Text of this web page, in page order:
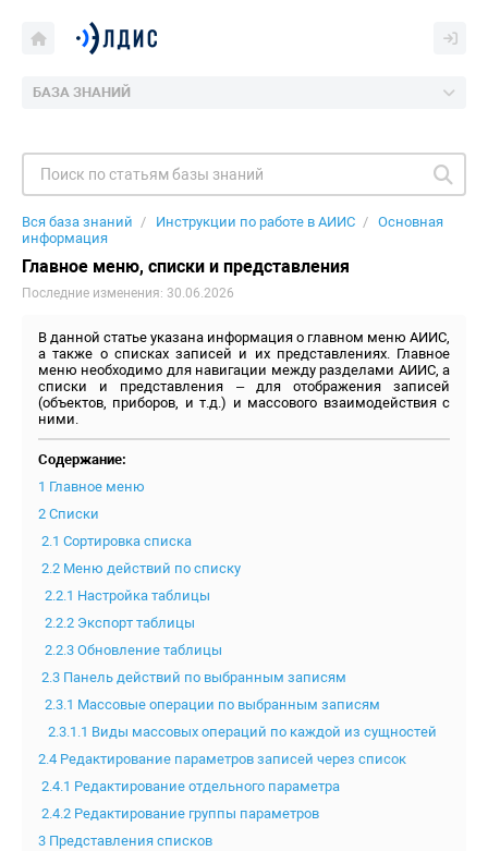
БАЗА ЗНАНИЙ
Вся база знаний Инструкции по работе в АИИС
Основная
информация
Главное меню, списки и представления
Последние изменения: 30.06.2026
В данной статье указана информация о главном меню АИИС,
а также о списках записей и их представлениях. Главное
меню необходимо для навигации между разделами АИИС, а
списки и представления – для отображения записей
(объектов, приборов, и т.д.) и массового взаимодействия с
ними.
Содержание:
1 Главное меню
2 Списки
2.1 Сортировка списка
2.2 Меню действий по списку
2.2.1 Настройка таблицы
2.2.2 Экспорт таблицы
2.2.3 Обновление таблицы
2.3 Панель действий по выбранным записям
2.3.1 Массовые операции по выбранным записям
2.3.1.1 Виды массовых операций по каждой из сущностей
2.4 Редактирование параметров записей через список
2.4.1 Редактирование отдельного параметра
2.4.2 Редактирование группы параметров
3 Представления списков